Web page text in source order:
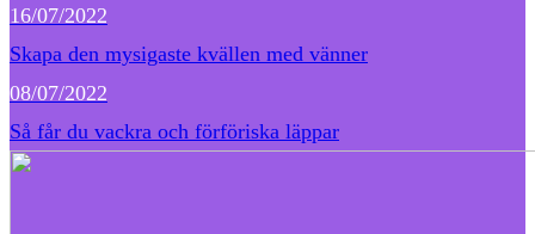
16/07/2022
Skapa den mysigaste kvällen med vänner
08/07/2022
Så får du vackra och förföriska läppar